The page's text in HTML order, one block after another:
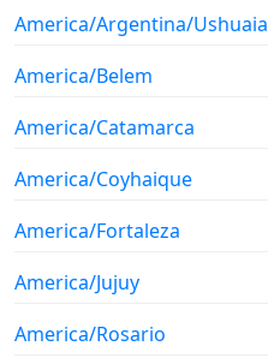
America/Argentina/Ushuaia
America/Belem
America/Catamarca
America/Coyhaique
America/Fortaleza
America/Jujuy
America/Rosario